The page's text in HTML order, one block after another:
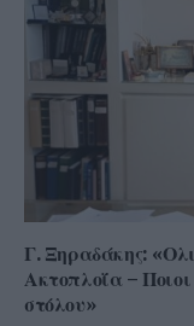
Γ. Ξηραδάκης:
Ακτοπλοΐα –
στόλου»